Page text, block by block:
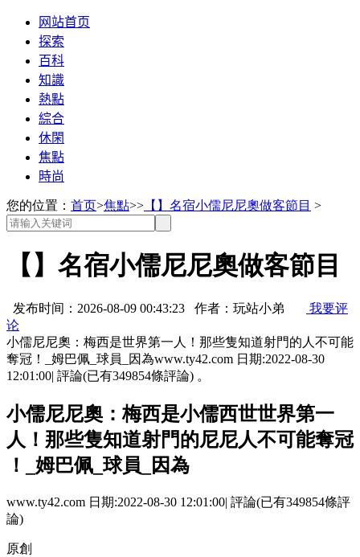
网站首页
探索
百科
知識
熱點
綜合
休閑
焦點
時尚
您的位置： 首页>焦點>> 【】名宿小儒尼尼奧做客節目 >
【】名宿小儒尼尼奧做客節目
发布时间：2026-08-09 00:43:23 作者：玩站小弟
我要评
论
小儒尼尼奧：梅西是世界第一人！那些隻知道射門的人不可能
奪冠！_姆巴佩_球員_因為www.ty42.com 日期:2022-08-30
12:01:00| 評論(已有349854條評論) 。
小儒尼尼奧：梅西是小儒西世世界第一
人！那些隻知道射門的尼尼人不可能奪冠
！_姆巴佩_球員_因為
www.ty42.com 日期:2022-08-30 12:01:00| 評論(已有349854條評
論)
原創